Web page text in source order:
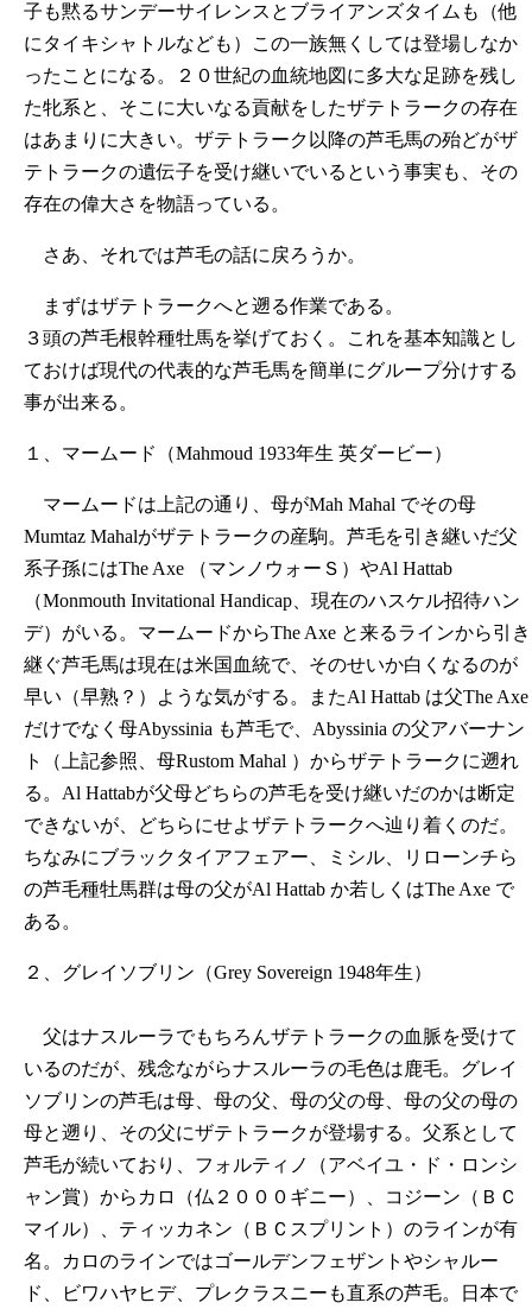
子も黙るサンデーサイレンスとブライアンズタイムも（他
にタイキシャトルなども）この一族無くしては登場しなか
ったことになる。２０世紀の血統地図に多大な足跡を残し
た牝系と、そこに大いなる貢献をしたザテトラークの存在
はあまりに大きい。ザテトラーク以降の芦毛馬の殆どがザ
テトラークの遺伝子を受け継いでいるという事実も、その
存在の偉大さを物語っている。
さあ、それでは芦毛の話に戻ろうか。
まずはザテトラークへと遡る作業である。
３頭の芦毛根幹種牡馬を挙げておく。これを基本知識とし
ておけば現代の代表的な芦毛馬を簡単にグループ分けする
事が出来る。
１、マームード（Mahmoud 1933年生 英ダービー）
マームードは上記の通り、母がMah Mahal でその母
Mumtaz Mahalがザテトラークの産駒。芦毛を引き継いだ父
系子孫にはThe Axe （マンノウォーＳ）やAl Hattab
（Monmouth Invitational Handicap、現在のハスケル招待ハン
デ）がいる。マームードからThe Axe と来るラインから引き
継ぐ芦毛馬は現在は米国血統で、そのせいか白くなるのが
早い（早熟？）ような気がする。またAl Hattab は父The Axe
だけでなく母Abyssinia も芦毛で、Abyssinia の父アバーナン
ト（上記参照、母Rustom Mahal ）からザテトラークに遡れ
る。Al Hattabが父母どちらの芦毛を受け継いだのかは断定
できないが、どちらにせよザテトラークへ辿り着くのだ。
ちなみにブラックタイアフェアー、ミシル、リローンチら
の芦毛種牡馬群は母の父がAl Hattab か若しくはThe Axe で
ある。
２、グレイソブリン（Grey Sovereign 1948年生）
父はナスルーラでもちろんザテトラークの血脈を受けて
いるのだが、残念ながらナスルーラの毛色は鹿毛。グレイ
ソブリンの芦毛は母、母の父、母の父の母、母の父の母の
母と遡り、その父にザテトラークが登場する。父系として
芦毛が続いており、フォルティノ（アベイユ・ド・ロンシ
ャン賞）からカロ（仏２０００ギニー）、コジーン（ＢＣ
マイル）、ティッカネン（ＢＣスプリント）のラインが有
名。カロのラインではゴールデンフェザントやシャルー
ド、ビワハヤヒデ、プレクラスニーも直系の芦毛。日本で